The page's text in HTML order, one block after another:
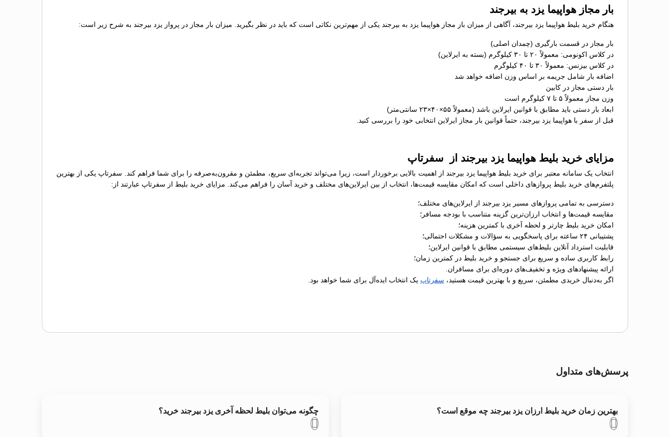
بار مجاز هواپیما یزد به بیرجند
هنگام خرید بلیط هواپیما یزد بیرجند، آگاهی از میزان باز مجاز هواپیما یزد به بیرجند یکی از مهم‌ترین نکاتی است که باید در نظر بگیرید. میزان بار مجاز در پرواز یزد بیرجند به شرح زیر است:
بار مجاز در قسمت بارگیری (چمدان اصلی)
در کلاس اکونومی: معمولاً ۲۰ تا ۳۰ کیلوگرم (بسته به ایرلاین)
در کلاس بیزنس: معمولاً ۳۰ تا ۴۰ کیلوگرم
اضافه بار شامل جریمه بر اساس وزن اضافه خواهد شد
بار دستی مجاز در کابین
وزن مجاز معمولاً ۵ تا ۷ کیلوگرم است
ابعاد بار دستی باید مطابق با قوانین ایرلاین باشد (معمولاً ۵۵×۴۰×۲۳ سانتی‌متر)
قبل از سفر با هواپیما یزد بیرجند، حتماً قوانین بار مجاز ایرلاین انتخابی خود را بررسی کنید.
مزایای خرید بلیط هواپیما یزد بیرجند از سفرتاپ
انتخاب یک سامانه معتبر برای خرید بلیط هواپیما یزد بیرجند از اهمیت بالایی برخوردار است، زیرا می‌تواند تجربه‌ای سریع، مطمئن و مقرون‌به‌صرفه را برای شما فراهم کند. سفرتاپ یکی از بهترین
پلتفرم‌های خرید بلیط پروازهای داخلی است که امکان مقایسه قیمت‌ها، انتخاب از بین ایرلاین‌های مختلف و خرید آسان را فراهم می‌کند. مزایای خرید بلیط از سفرتاپ عبارتند از:
دسترسی به تمامی پروازهای مسیر یزد بیرجند از ایرلاین‌های مختلف؛
مقایسه قیمت‌ها و انتخاب ارزان‌ترین گزینه متناسب با بودجه مسافر؛
امکان خرید بلیط چارتر و لحظه آخری با کمترین هزینه؛
پشتیبانی ۲۴ ساعته برای پاسخگویی به سؤالات و مشکلات احتمالی؛
قابلیت استرداد آنلاین بلیط‌های سیستمی مطابق با قوانین ایرلاین؛
رابط کاربری ساده و سریع برای جستجو و خرید بلیط در کمترین زمان؛
ارائه پیشنهادهای ویژه و تخفیف‌های دوره‌ای برای مسافران.
اگر به‌دنبال خریدی مطمئن، سریع و با بهترین قیمت هستید، سفرتاپ یک انتخاب ایده‌آل برای شما خواهد بود.
پرسش‌های متداول
بهترین زمان خرید بلیط ارزان یزد بیرجند چه موقع است؟ چگونه می‌توان بلیط لحظه آخری یزد بیرجند خرید؟